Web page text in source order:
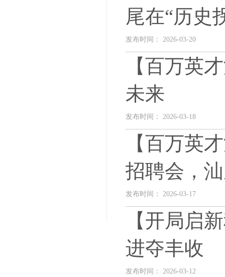
尾在“历史
发布时间： 2026-03-20
【百万英
未来
发布时间： 2026-03-18
【百万英
招聘会，
发布时间： 2026-03-17
【开局启
进夺丰收
发布时间： 2026-03-12